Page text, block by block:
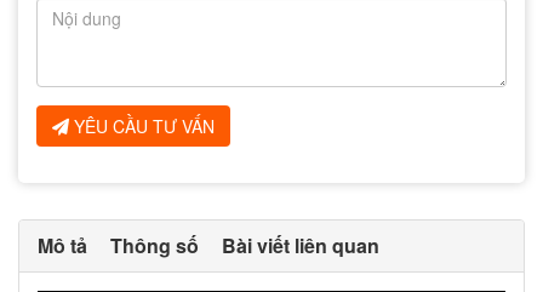
YÊU CẦU TƯ VẤN
Mô tả Thông số Bài viết liên quan